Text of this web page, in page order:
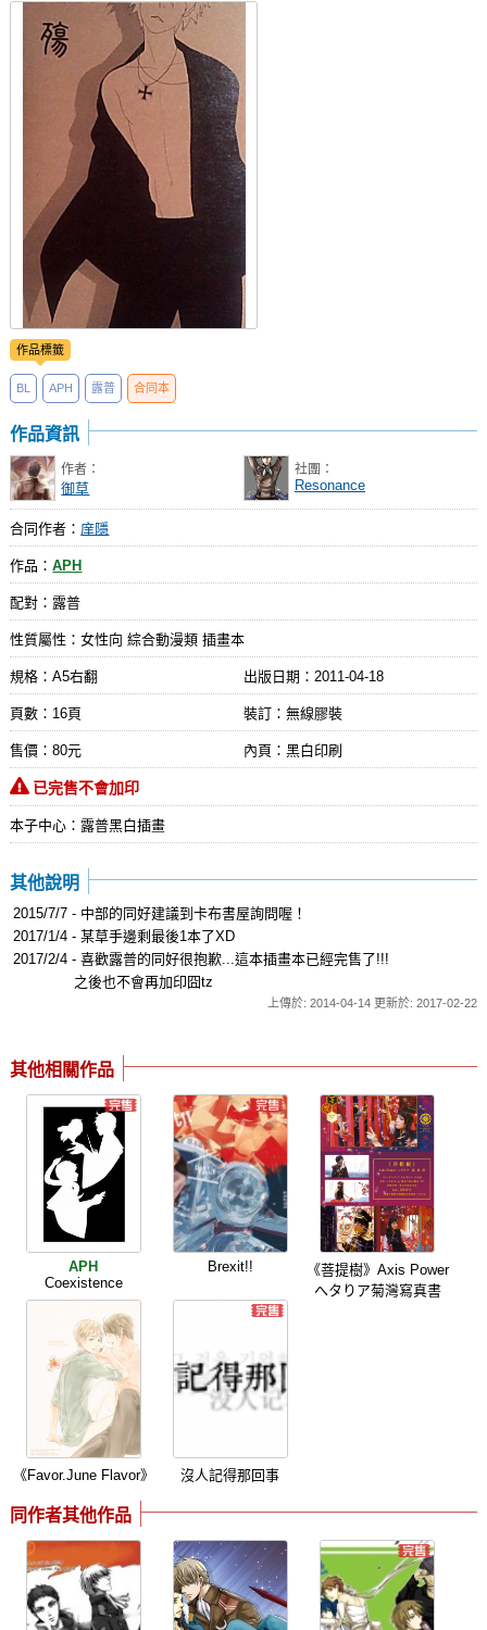
會員中心
註冊會員
登入
作品標籤
BL APH 露普 合同本
作品資訊
作者：
御草
社團：
Resonance
合同作者： 庠隱
作品：APH
配對：露普
性質屬性：女性向 綜合動漫類 插畫本
規格：A5右翻 出版日期： 2011-04-18
頁數：16頁 裝訂：無線膠裝
售價：80元 內頁：黑白印刷
已完售不會加印
本子中心：露普黑白插畫
其他說明
2015/7/7 - 中部的同好建議到卡布書屋詢問喔！
2017/1/4 - 某草手邊剩最後1本了XD
2017/2/4 - 喜歡露普的同好很抱歉...這本插畫本已經完售了!!!
之後也不會再加印囧tz
上傳於: 2014-04-14 更新於: 2017-02-22
其他相關作品
APH
Coexistence
Brexit!!
《菩提樹》Axis Power
へタりア菊灣寫真書
《Favor.June Flavor》 沒人記得那回事
同作者其他作品